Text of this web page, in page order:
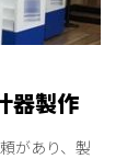
器製作
があり、製